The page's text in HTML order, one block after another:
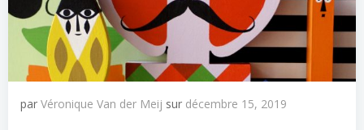
par Véronique Van der Meij sur décembre 15, 2019